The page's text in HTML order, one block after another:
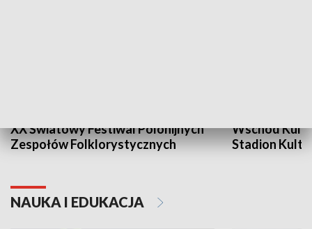
XX Światowy Festiwal Polonijnych
Zespołów Folklorystycznych
Wschód
Stadion
NAUKA I EDUKACJA